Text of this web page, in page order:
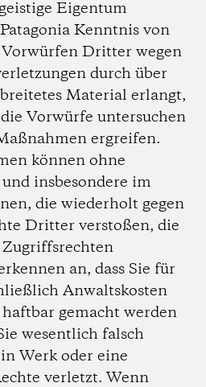
Eigentum
Kenntnis von
Dritter wegen
durch über
Material erlangt,
Vorwürfe untersuchen
ergreifen.
können ohne
insbesondere im
die wiederholt gegen
Dritter verstoßen, die
an, dass Sie für
Anwaltskosten
gemacht werden
wesentlich falsch
Werk oder eine
verletzt. Wenn